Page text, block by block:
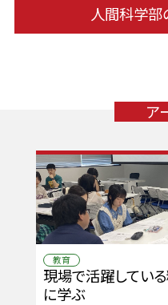
人間科学部
ア
教育
現場で活躍してい
に学ぶ